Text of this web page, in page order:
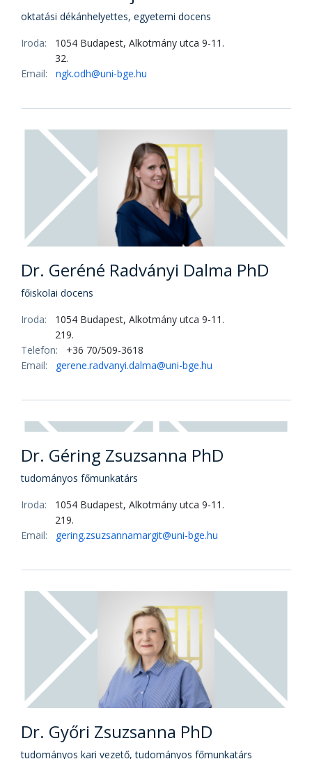
Prof. Dr. Egedy Tamás PhD, DSc
Iroda: 1054 Budapest, Alkotmány utca 9-11.
219.
egedy.tamas@uni-bge.hu
Dr. Farkas Jácint PhD
219.
Email:
farkas.jacint@uni-bge.hu
Dr. Fekete-Frojimovics Zsófia PhD
oktatási dékánhelyettes, egyetemi docens
Iroda: 1054 Budapest, Alkotmány utca 9-11.
Email: ngk.odh@uni-bge.hu